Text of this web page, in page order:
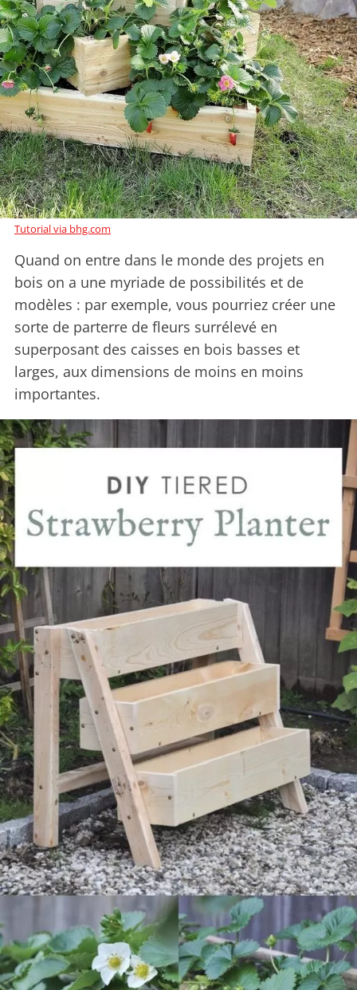
Tutorial via bhg.com
Quand on entre dans le monde des projets en
bois on a une myriade de possibilités et de
modèles : par exemple, vous pourriez créer une
sorte de parterre de fleurs surrélevé en
superposant des caisses en bois basses et
larges, aux dimensions de moins en moins
importantes.